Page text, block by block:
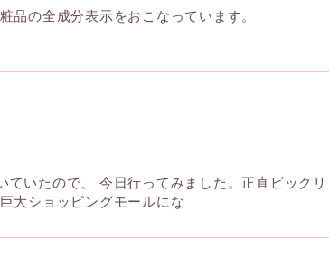
の全成分表示をおこなっています。
いたので、 今日行ってみました。正直ビックリ
大ショッピングモールにな